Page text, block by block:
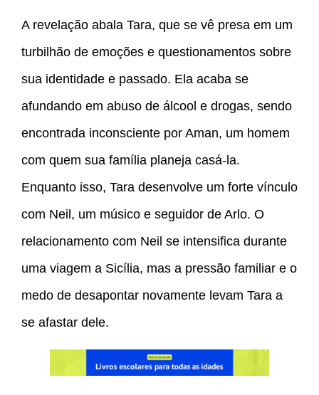
A revelação abala Tara, que se vê presa em um
turbilhão de emoções e questionamentos sobre
sua identidade e passado. Ela acaba se
afundando em abuso de álcool e drogas, sendo
encontrada inconsciente por Aman, um homem
com quem sua família planeja casá-la.
Enquanto isso, Tara desenvolve um forte vínculo
com Neil, um músico e seguidor de Arlo. O
relacionamento com Neil se intensifica durante
uma viagem a Sicília, mas a pressão familiar e o
medo de desapontar novamente levam Tara a
se afastar dele.